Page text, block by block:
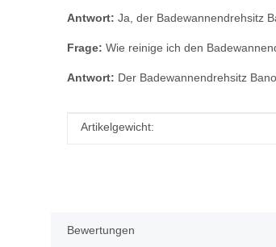
Antwort: Ja, der Badewannendrehsitz
Frage: Wie reinige ich den
Antwort: Der Badewannendrehsitz
Produkteigenschaft
Wert
Artikelgewicht:
Bewertungen